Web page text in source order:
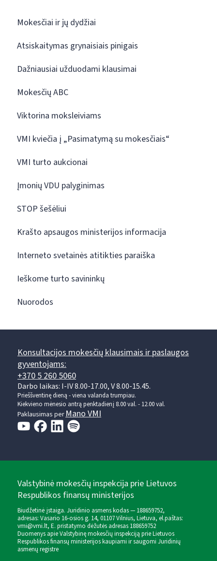
Mokesčiai ir jų dydžiai
Atsiskaitymas grynaisiais pinigais
Dažniausiai užduodami klausimai
Mokesčių ABC
Viktorina moksleiviams
VMI kviečia į „Pasimatymą su mokesčiais“
VMI turto aukcionai
Įmonių VDU palyginimas
STOP šešėliui
Krašto apsaugos ministerijos informacija
Interneto svetainės atitikties paraiška
Ieškome turto savininkų
Nuorodos
Konsultacijos mokesčių klausimais ir paslaugos
gyventojams:
+370 5 260 5060
Darbo laikas: I-IV 8.00-17.00, V 8.00-15.45.
Prieššventinę dieną - viena valanda trumpiau.
Kiekvieno mėnesio antrą penktadienį 8.00 val. - 12.00 val.
Paklausimas perMano VMI
Valstybinė mokesčių inspekcija prie Lietuvos
Respublikos finansų ministerijos
Biudžetinė įstaiga. Juridinio asmens kodas — 188659752,
adresas: Vasario 16-osios g. 14, 01107 Vilnius, Lietuva, el.paštas:
vmi@vmi.lt, E. pristatymo dėžutės adresas 188659752
Duomenys apie Valstybinę mokesčių inspekciją prie Lietuvos
Respublikos finansų ministerijos kaupiami ir saugomi Juridinių
asmenų registre